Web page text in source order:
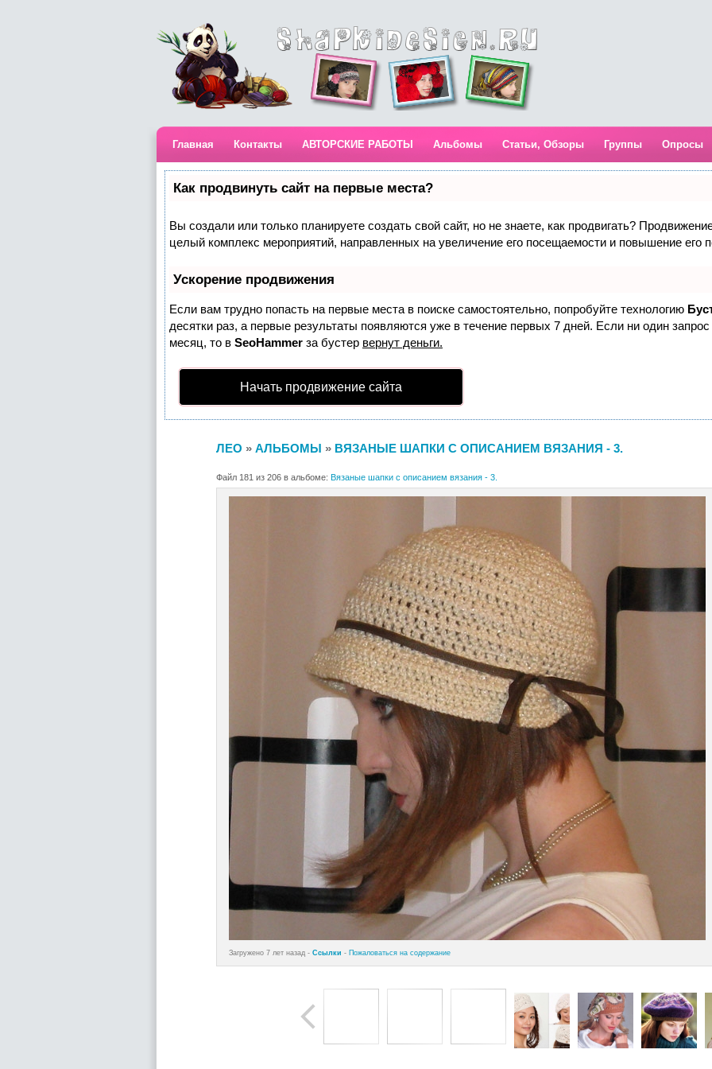
Главная Контакты АВТОРСКИЕ РАБОТЫ Альбомы Статьи, Обзоры Группы Опросы
Как продвинуть сайт на первые места?
Вы создали или только планируете создать свой сайт, но не знаете, как продвигать?
целый комплекс мероприятий, направленных на увеличение его посещаемости и повышение его
Ускорение продвижения
Если вам трудно попасть на первые места в поиске самостоятельно, попробуйте технологию
десятки раз, а первые результаты появляются уже в течение первых 7 дней. Если ни один
месяц, то в SeoHammer за бустер вернут деньги.
Начать продвижение сайта
ЛЕО » АЛЬБОМЫ » ВЯЗАНЫЕ ШАПКИ С ОПИСАНИЕМ ВЯЗАНИЯ - 3.
Файл 181 из 206 в альбоме: Вязаные шапки с описанием вязания - 3.
Загружено 7 лет назад - Ссылки - Пожаловаться на содержание